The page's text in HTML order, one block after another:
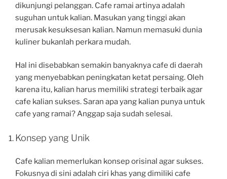
dikunjungi pelanggan. Cafe ramai artinya adalah
suguhan untuk kalian. Masukan yang tinggi akan
merusak kesuksesan kalian. Namun memasuki dunia
kuliner bukanlah perkara mudah.
Hal ini disebabkan semakin banyaknya cafe di daerah
yang menyebabkan peningkatan ketat persaing. Oleh
karena itu, kalian harus memiliki strategi terbaik agar
cafe kalian sukses. Saran apa yang kalian punya untuk
cafe yang ramai? Anggap saja sudah selesai.
Konsep yang Unik
Cafe kalian memerlukan konsep orisinal agar sukses.
Fokusnya di sini adalah ciri khas yang dimiliki cafe